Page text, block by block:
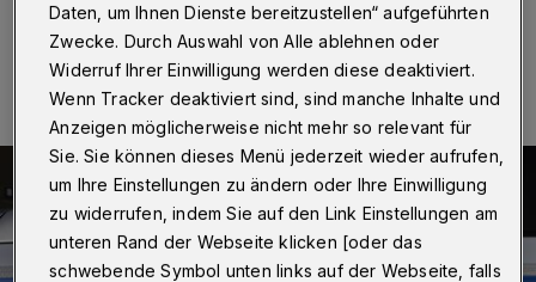
13.08.2018 , 11:00 Uhr Eine Minute Lesezeit
Daten, um Ihnen Dienste bereitzustellen“ aufgeführten
Zwecke. Durch Auswahl von Alle ablehnen oder
Widerruf Ihrer Einwilligung werden diese deaktiviert.
Wenn Tracker deaktiviert sind, sind manche Inhalte und
Anzeigen möglicherweise nicht mehr so relevant für
Sie. Sie können dieses Menü jederzeit wieder aufrufen,
um Ihre Einstellungen zu ändern oder Ihre Einwilligung
zu widerrufen, indem Sie auf den Link Einstellungen am
unteren Rand der Webseite klicken [oder das
schwebende Symbol unten links auf der Webseite, falls